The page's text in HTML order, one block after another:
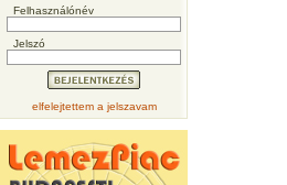
Felhasználónév
Jelszó
elfelejtettem a jelszavam